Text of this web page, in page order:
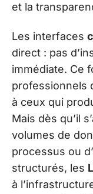
et la
Les interfaces
direct : pas
immédiate. Ce
professionnels
à ceux qui
Mais dès qu’il
volumes de
processus ou
structurés, les
à